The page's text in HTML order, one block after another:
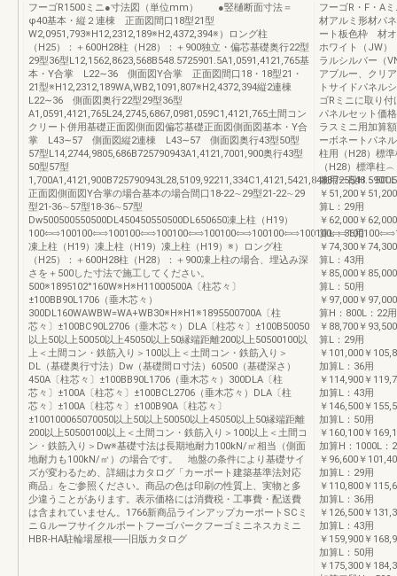
フーゴR1500ミニ●寸法図（単位mm） ●竪樋断面寸法＝
φ40基本・縦２連棟 正面図間口18型21型
W2,0951,793※H12,2312,189※H2,4372,394※）ロング柱
（H25）：＋600H28柱（H28）：＋900独立・偏芯基礎奥行22型
29型36型L12,1562,8623,568B548.5725901.5A1,0591,4121,765基
本・Y合掌 L22∼36 側面図Y合掌 正面図間口18・18型21・
21型※H12,2312,189WA,WB2,1091,807※H2,4372,394縦2連棟
L22∼36 側面図奥行22型29型36型
A1,0591,4121,765L24,2745,6867,0981,059C1,4121,765土間コン
クリート併用基礎正面図側面図偏芯基礎正面図側面図基本・Y合
掌 L43∼57 側面図縦2連棟 L43∼57 側面図奥行43型50型
57型L14,2744,9805,686B725790943A1,4121,7001,900奥行43型
50型57型
1,700A1,4121,900B725790943L28,5109,92211,334C1,4121,5421,848B725548.5901.5
正面図側面図Y合掌の場合基本の場合間口18-22∼29型21-22∼29
型21-36∼57型18-36∼57型
Dw500500550500DL450450550500DL650650凍上柱（H19）
凍上柱（H19）凍上柱（H19）凍上柱（H19）※）ロング柱
（H25）：＋600H28柱（H28）：＋900凍上柱の場合、埋込み深
さを＋500した寸法で施工してください。
500※1895102°160W※H※H11000500A〔柱芯々〕
±100BB90L1706（垂木芯々）
300DL160WAWBW=WA+WB30※H※H1※1895500700A〔柱
芯々〕±100BC90L2706（垂木芯々）DLA〔柱芯々〕±100B50050
以上50以上50050以上45050以上50縁端距離200以上50500100以
上＜土間コン・鉄筋入り＞100以上＜土間コン・鉄筋入り＞
DL（基礎奥行寸法）Dw（基礎間ロ寸法）60500（基礎深さ）
450A〔柱芯々〕±100BB90L1706（垂木芯々）300DLA〔柱
芯々〕±100A〔柱芯々〕±100BCL2706（垂木芯々）DLA〔柱
芯々〕±100A〔柱芯々〕±100B90A〔柱芯々〕
±100100065070050以上50以上50050以上45050以上50縁端距離
200以上50500100以上＜土間コン・鉄筋入り＞100以上＜土間コ
ン・鉄筋入り＞Dw※基礎寸法は長期地耐力100kN/㎡相当（側面
地耐力も100kN/㎡）の場合です。 地盤の条件により基礎サイ
ズが変わるため、詳細はカタログ「カーポート建築基準法対応
商品」をご参照ください。商品の色は印刷の性質上、実物と多
少違うことがあります。表示価格には消費税・工事費・配送費
は含まれていません。1766新商品ラインアップカーポートSCミ
ニＧルーフサイクルポートフーゴパークフーゴミニネスカミニ
HBR-HA駐輪場屋根------旧版カタログ
フーゴR・F・A
材アルミ形材パ
ート板色枠 材オ
ホワイト（JW）
ラルシルバー（
アブルー、クリ
トサイドパネル
ゴRミニに取り
パネルセット価
ラスミニ用加算
ーボネートパネ
柱用（H28）標
（H28）標準柱
兼用一段H：
￥51,200￥
算L：29用
￥62,000￥
算L：36用
￥74,300￥
算L：43用
￥85,000￥
算L：50用
￥97,000￥
算H：800L：22用
￥88,700￥
算L：29用
￥101,000￥
加算L：36用
￥114,900￥
加算L：43用
￥146,500￥
加算L：50用
￥160,100￥
加算H：1000L：
￥96,600￥
加算L：29用
￥110,800￥
加算L：36用
￥126,500￥
加算L：43用
￥159,900￥
加算L：50用
￥175,300￥